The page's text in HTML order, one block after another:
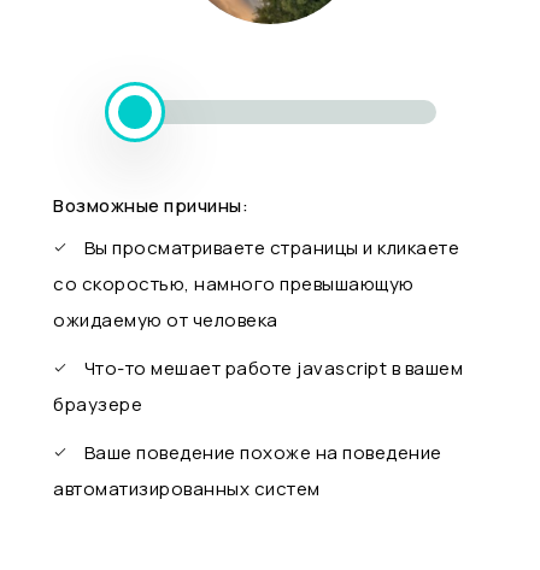
Возможные причины:
Вы просматриваете страницы и кликаете
со скоростью, намного превышающую
ожидаемую от человека
Что-то мешает работе javascript в вашем
браузере
Ваше поведение похоже на поведение
автоматизированных систем